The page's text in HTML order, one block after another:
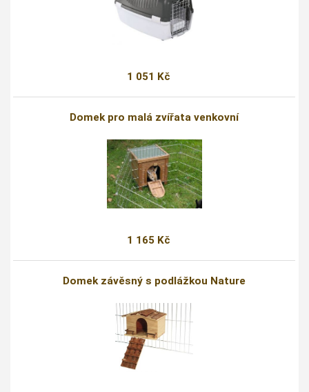
1 051 Kč
Domek pro malá zvířata venkovní
1 165 Kč
Domek závěsný s podlážkou Nature